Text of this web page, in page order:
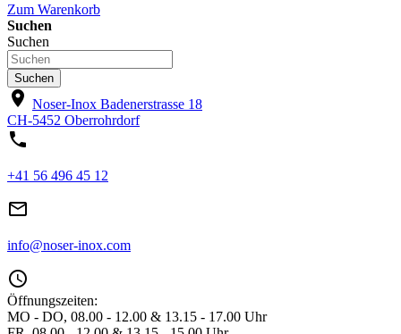
Zum Warenkorb
Suchen
Suchen
Suchen
location_on Noser-Inox Badenerstrasse 18
CH-5452 Oberrohrdorf
phone
+41 56 496 45 12
mail_outline
info@noser-inox.com
access_time
Öffnungszeiten:
MO - DO, 08.00 - 12.00 & 13.15 - 17.00 Uhr